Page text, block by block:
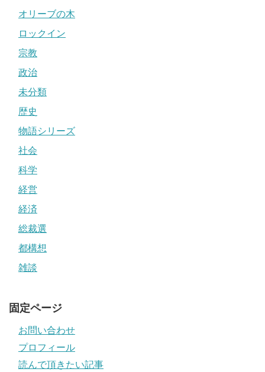
オリーブの木
ロックイン
宗教
政治
未分類
歴史
物語シリーズ
社会
科学
経営
経済
総裁選
都構想
雑談
固定ページ
お問い合わせ
プロフィール
読んで頂きたい記事